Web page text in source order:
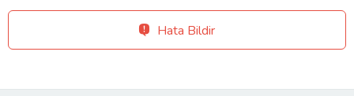
Hata Bildir